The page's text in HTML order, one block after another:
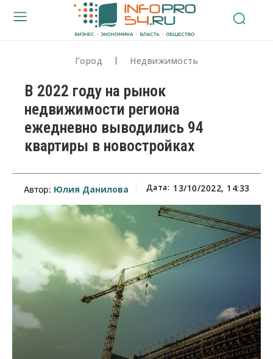
Город Недвижимость
В 2022 году на рынок
недвижимости региона
ежедневно выводились 94
квартиры в новостройках
Автор: Юлия Данилова Дата: 13/10/2022, 14:33